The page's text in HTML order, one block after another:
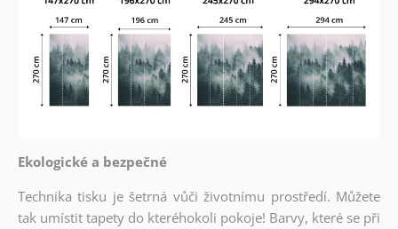
Ekologické a bezpečné
Technika tisku je šetrná vůči životnímu prostředí. Můžete
tak umístit tapety do kteréhokoli pokoje! Barvy, které se při